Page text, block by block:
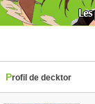
Profil de decktor